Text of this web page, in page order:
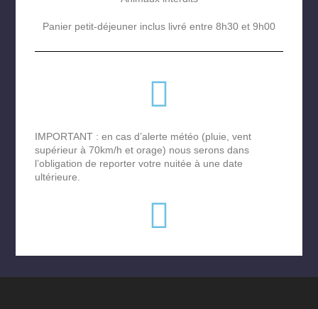
Panier petit-déjeuner inclus livré entre 8h30 et 9h00
IMPORTANT : en cas d’alerte météo (pluie, vent
supérieur à 70km/h et orage) nous serons dans
l’obligation de reporter votre nuitée à une date
ultérieure.